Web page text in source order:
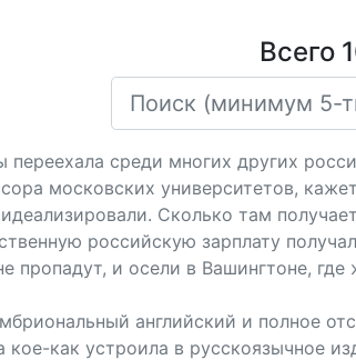
Всего
среди многих других
московских университетов,
Сколько там
российскую зарплату
пропадут, и осели в Вашингтоне,
английский и полное
как устроила в русскоязычное